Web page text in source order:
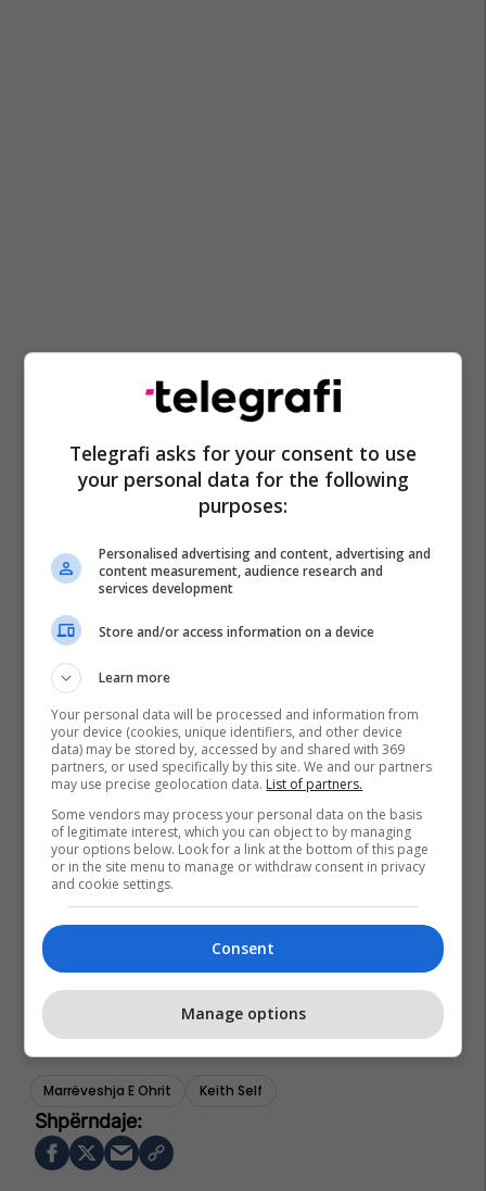
Marrëveshja E Ohrit Keith Self
Telegrafi asks for your consent to use
your personal data for the following
purposes:
Personalised advertising and content, advertising and
content measurement, audience research and
services development
Store and/or access information on a device
Learn more
Your personal data will be processed and information from
your device (cookies, unique identifiers, and other device
data) may be stored by, accessed by and shared with 369
partners, or used specifically by this site. We and our partners
may use precise geolocation data. List of partners.
Some vendors may process your personal data on the basis
of legitimate interest, which you can object to by managing
your options below. Look for a link at the bottom of this page
or in the site menu to manage or withdraw consent in privacy
and cookie settings.
Consent
Manage options